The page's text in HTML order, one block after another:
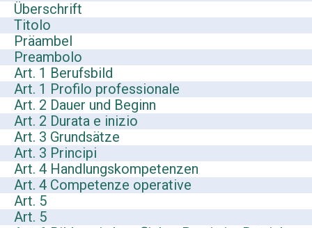
Überschrift
Titolo
Präambel
Preambolo
Art. 1 Berufsbild
Art. 1 Profilo professionale
Art. 2 Dauer und Beginn
Art. 2 Durata e inizio
Art. 3 Grundsätze
Art. 3 Principi
Art. 4 Handlungskompetenzen
Art. 4 Competenze operative
Art. 5
Art. 5